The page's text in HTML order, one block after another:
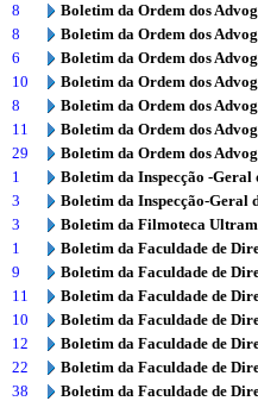
8
Boletim da Ordem dos
8
Boletim da Ordem dos
6
Boletim da Ordem dos
10
Boletim da Ordem dos
8
Boletim da Ordem dos
11
Boletim da Ordem dos
29
Boletim da Ordem dos
1
Boletim da Inspecção -
3
Boletim da Inspecção-Geral
3
Boletim da Filmoteca
1
Boletim da Faculdade de
9
Boletim da Faculdade de
11
Boletim da Faculdade de
10
Boletim da Faculdade de
12
Boletim da Faculdade de
22
Boletim da Faculdade de
38
Boletim da Faculdade de